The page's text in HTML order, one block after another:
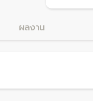
ผลงาน